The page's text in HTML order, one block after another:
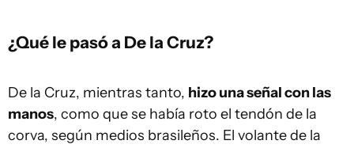
¿Qué le pasó a De la Cruz?
De la Cruz, mientras tanto, hizo una señal con las
manos, como que se había roto el tendón de la
corva, según medios brasileños. El volante de la